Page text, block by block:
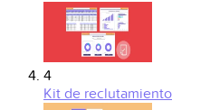
4
Kit de reclutamiento